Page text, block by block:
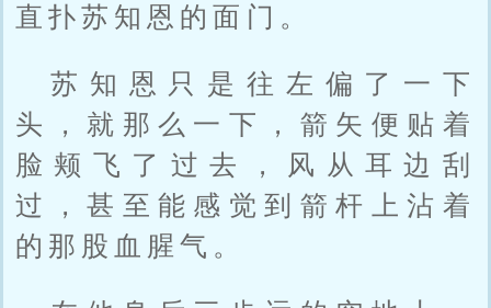
直扑苏知恩的面门。
苏知恩只是往左偏了一下
头，就那么一下，箭矢便贴着
脸颊飞了过去，风从耳边刮
过，甚至能感觉到箭杆上沾着
的那股血腥气。